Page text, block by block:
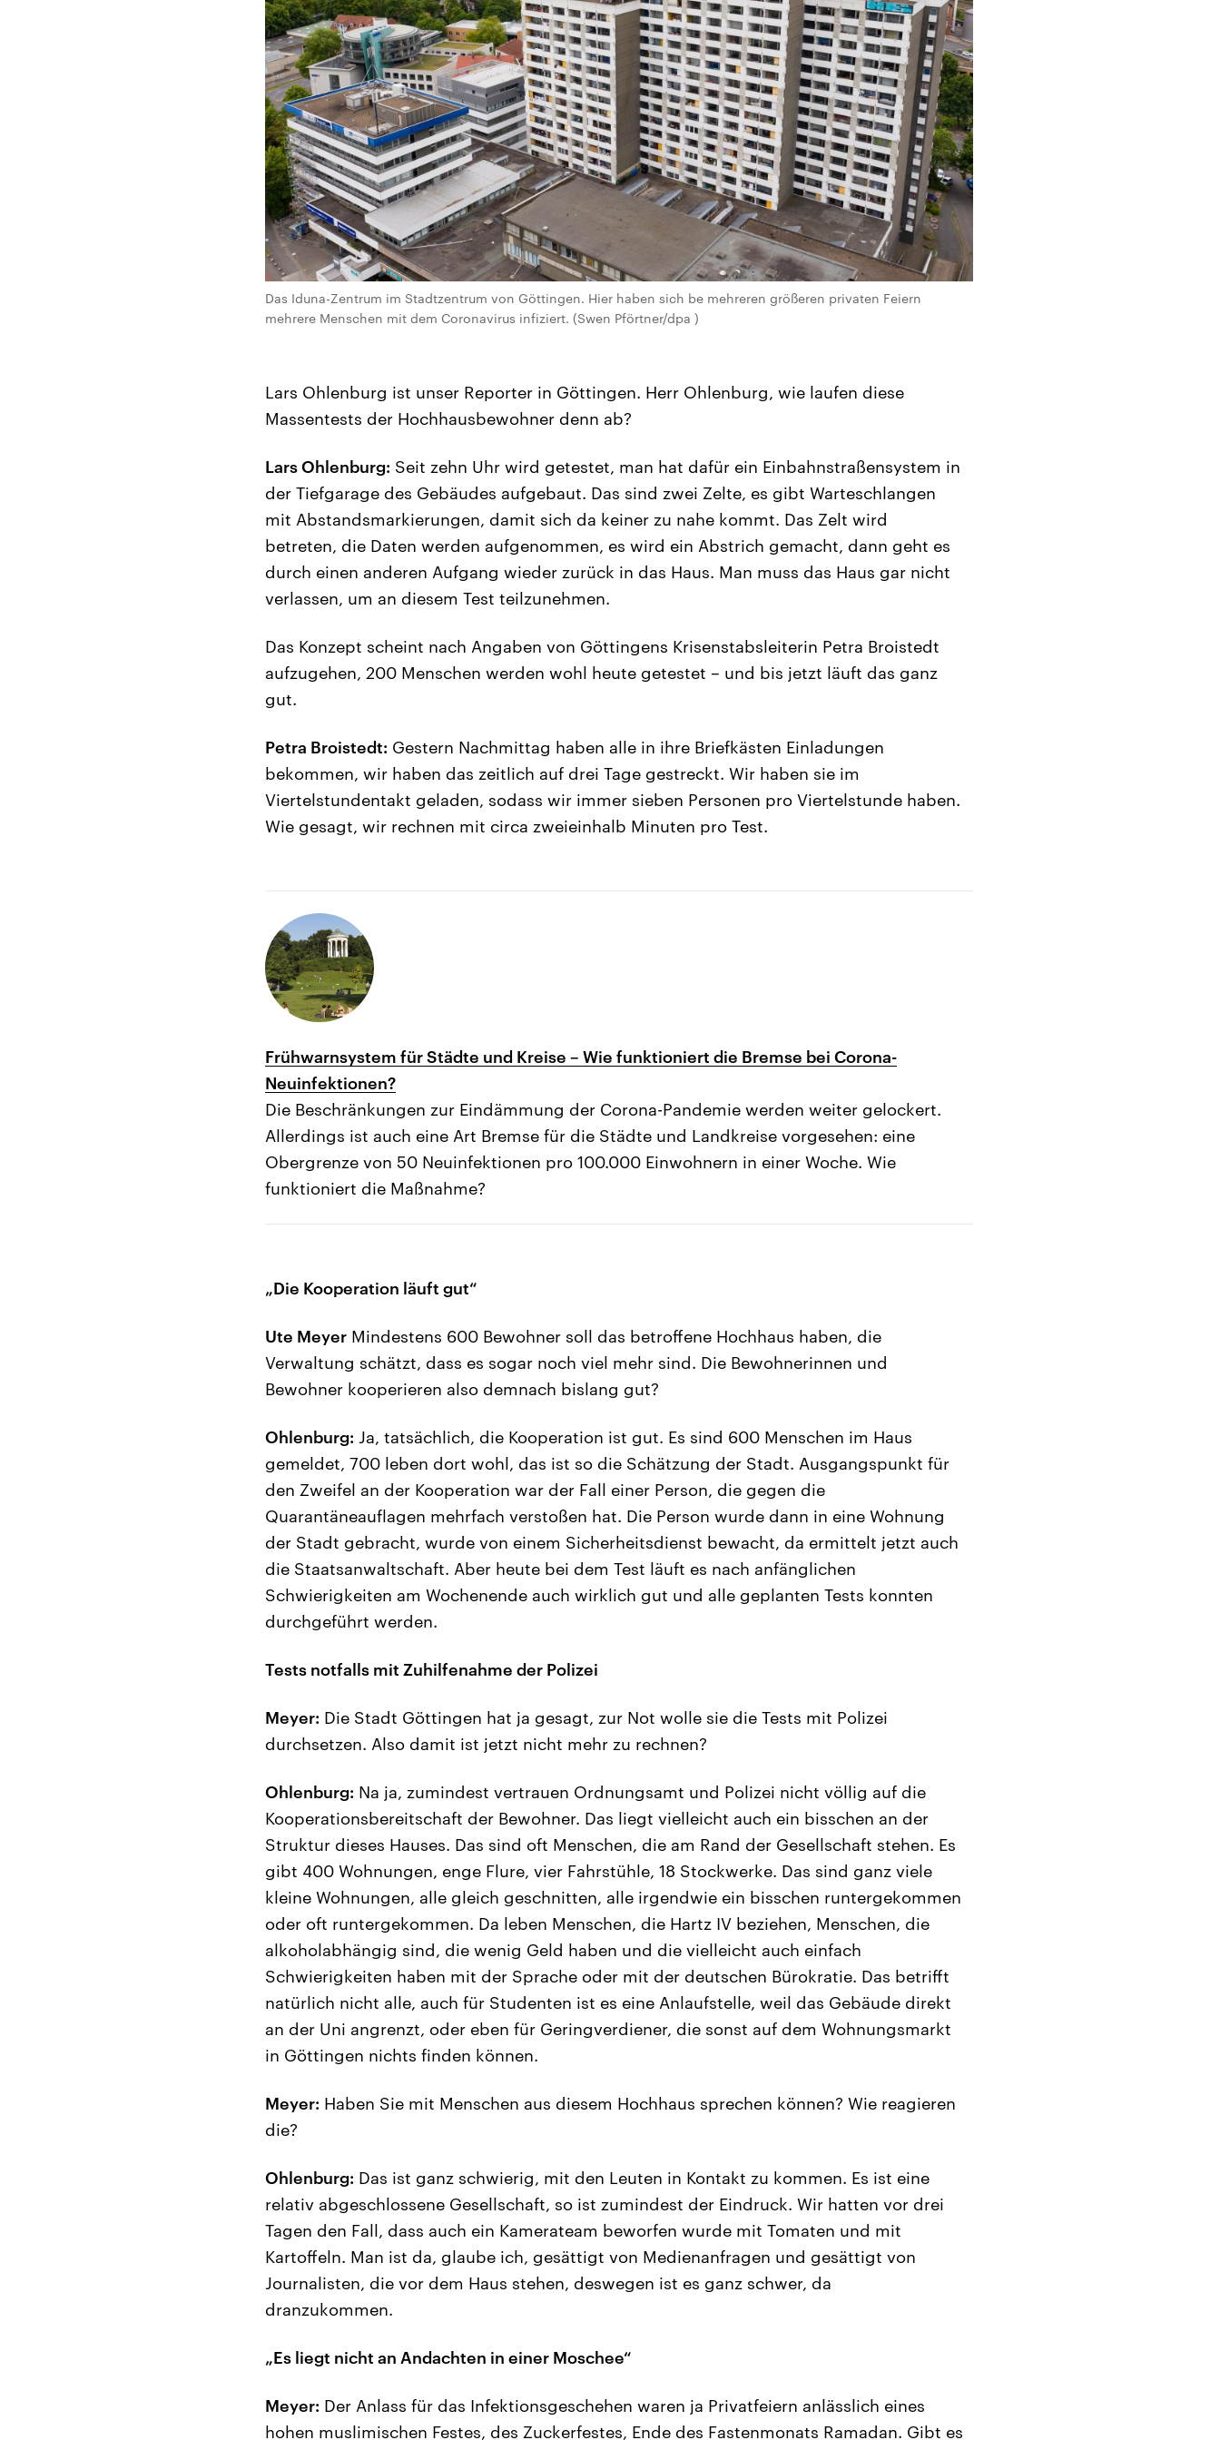
Das Iduna-Zentrum im Stadtzentrum von Göttingen. Hier haben sich be mehreren größeren privaten Feiern
mehrere Menschen mit dem Coronavirus infiziert. (Swen Pförtner/dpa )
Lars Ohlenburg ist unser Reporter in Göttingen. Herr Ohlenburg, wie laufen diese
Massentests der Hochhausbewohner denn ab?
Lars Ohlenburg: Seit zehn Uhr wird getestet, man hat dafür ein Einbahnstraßensystem in
der Tiefgarage des Gebäudes aufgebaut. Das sind zwei Zelte, es gibt Warteschlangen
mit Abstandsmarkierungen, damit sich da keiner zu nahe kommt. Das Zelt wird
betreten, die Daten werden aufgenommen, es wird ein Abstrich gemacht, dann geht es
durch einen anderen Aufgang wieder zurück in das Haus. Man muss das Haus gar nicht
verlassen, um an diesem Test teilzunehmen.
Das Konzept scheint nach Angaben von Göttingens Krisenstabsleiterin Petra Broistedt
aufzugehen, 200 Menschen werden wohl heute getestet – und bis jetzt läuft das ganz
gut.
Petra Broistedt: Gestern Nachmittag haben alle in ihre Briefkästen Einladungen
bekommen, wir haben das zeitlich auf drei Tage gestreckt. Wir haben sie im
Viertelstundentakt geladen, sodass wir immer sieben Personen pro Viertelstunde haben.
Wie gesagt, wir rechnen mit circa zweieinhalb Minuten pro Test.
Frühwarnsystem für Städte und Kreise – Wie funktioniert die Bremse bei Corona-
Neuinfektionen?
Die Beschränkungen zur Eindämmung der Corona-Pandemie werden weiter gelockert.
Allerdings ist auch eine Art Bremse für die Städte und Landkreise vorgesehen: eine
Obergrenze von 50 Neuinfektionen pro 100.000 Einwohnern in einer Woche. Wie
funktioniert die Maßnahme?
„Die Kooperation läuft gut“
Ute Meyer Mindestens 600 Bewohner soll das betroffene Hochhaus haben, die
Verwaltung schätzt, dass es sogar noch viel mehr sind. Die Bewohnerinnen und
Bewohner kooperieren also demnach bislang gut?
Ohlenburg: Ja, tatsächlich, die Kooperation ist gut. Es sind 600 Menschen im Haus
gemeldet, 700 leben dort wohl, das ist so die Schätzung der Stadt. Ausgangspunkt für
den Zweifel an der Kooperation war der Fall einer Person, die gegen die
Quarantäneauflagen mehrfach verstoßen hat. Die Person wurde dann in eine Wohnung
der Stadt gebracht, wurde von einem Sicherheitsdienst bewacht, da ermittelt jetzt auch
die Staatsanwaltschaft. Aber heute bei dem Test läuft es nach anfänglichen
Schwierigkeiten am Wochenende auch wirklich gut und alle geplanten Tests konnten
durchgeführt werden.
Tests notfalls mit Zuhilfenahme der Polizei
Meyer: Die Stadt Göttingen hat ja gesagt, zur Not wolle sie die Tests mit Polizei
durchsetzen. Also damit ist jetzt nicht mehr zu rechnen?
Ohlenburg: Na ja, zumindest vertrauen Ordnungsamt und Polizei nicht völlig auf die
Kooperationsbereitschaft der Bewohner. Das liegt vielleicht auch ein bisschen an der
Struktur dieses Hauses. Das sind oft Menschen, die am Rand der Gesellschaft stehen. Es
gibt 400 Wohnungen, enge Flure, vier Fahrstühle, 18 Stockwerke. Das sind ganz viele
kleine Wohnungen, alle gleich geschnitten, alle irgendwie ein bisschen runtergekommen
oder oft runtergekommen. Da leben Menschen, die Hartz IV beziehen, Menschen, die
alkoholabhängig sind, die wenig Geld haben und die vielleicht auch einfach
Schwierigkeiten haben mit der Sprache oder mit der deutschen Bürokratie. Das betrifft
natürlich nicht alle, auch für Studenten ist es eine Anlaufstelle, weil das Gebäude direkt
an der Uni angrenzt, oder eben für Geringverdiener, die sonst auf dem Wohnungsmarkt
in Göttingen nichts finden können.
Meyer: Haben Sie mit Menschen aus diesem Hochhaus sprechen können? Wie reagieren
die?
Ohlenburg: Das ist ganz schwierig, mit den Leuten in Kontakt zu kommen. Es ist eine
relativ abgeschlossene Gesellschaft, so ist zumindest der Eindruck. Wir hatten vor drei
Tagen den Fall, dass auch ein Kamerateam beworfen wurde mit Tomaten und mit
Kartoffeln. Man ist da, glaube ich, gesättigt von Medienanfragen und gesättigt von
Journalisten, die vor dem Haus stehen, deswegen ist es ganz schwer, da
dranzukommen.
„Es liegt nicht an Andachten in einer Moschee“
Meyer: Der Anlass für das Infektionsgeschehen waren ja Privatfeiern anlässlich eines
hohen muslimischen Festes, des Zuckerfestes, Ende des Fastenmonats Ramadan. Gibt es